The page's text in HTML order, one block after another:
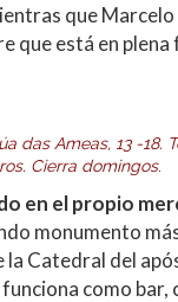
que
que está en plena
das Ameas, 13 -18.
Cierra domingos.
en el propio
monumento
la Catedral del
como bar,